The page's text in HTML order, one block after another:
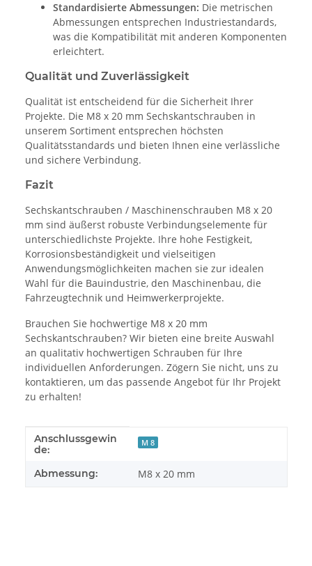
Standardisierte Abmessungen: Die metrischen
Abmessungen entsprechen Industriestandards,
was die Kompatibilität mit anderen Komponenten
erleichtert.
Qualität und Zuverlässigkeit
Qualität ist entscheidend für die Sicherheit Ihrer
Projekte. Die M8 x 20 mm Sechskantschrauben in
unserem Sortiment entsprechen höchsten
Qualitätsstandards und bieten Ihnen eine verlässliche
und sichere Verbindung.
Fazit
Sechskantschrauben / Maschinenschrauben M8 x 20
mm sind äußerst robuste Verbindungselemente für
unterschiedlichste Projekte. Ihre hohe Festigkeit,
Korrosionsbeständigkeit und vielseitigen
Anwendungsmöglichkeiten machen sie zur idealen
Wahl für die Bauindustrie, den Maschinenbau, die
Fahrzeugtechnik und Heimwerkerprojekte.
Brauchen Sie hochwertige M8 x 20 mm
Sechskantschrauben? Wir bieten eine breite Auswahl
an qualitativ hochwertigen Schrauben für Ihre
individuellen Anforderungen. Zögern Sie nicht, uns zu
kontaktieren, um das passende Angebot für Ihr Projekt
zu erhalten!
Produkteigenschaft
Wert
Anschlussgewin
de:
M 8
Abmessung: M8 x 20 mm